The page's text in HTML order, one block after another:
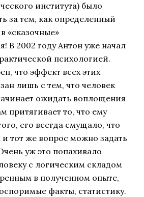
института) было
за тем, как определенный
«сказочные»
В 2002 году Антон уже начал
психологией.
что эффект всех этих
лишь с тем, что человек
ожидать воплощения
притягивает то, что ему
его всегда смущало, что
тот же вопрос можно задать
уж это попахивало
с логическим складом
в полученном опыте,
факты, статистику.